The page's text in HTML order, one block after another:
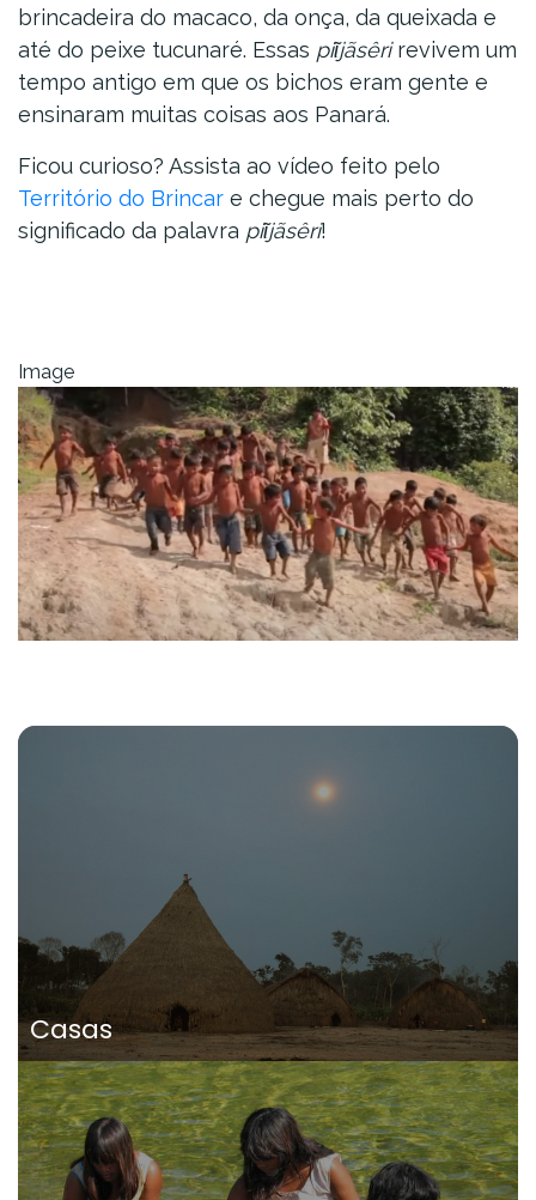
brincadeira do macaco, da onça, da queixada e
até do peixe tucunaré. Essas piῖjãsêrirevivem um
tempo antigo em que os bichos eram gente e
ensinaram muitas coisas aos Panará.
Ficou curioso? Assista ao vídeo feito pelo
Território do Brincar e chegue mais perto do
significado da palavra piῖjãsêri!
Image
Casas